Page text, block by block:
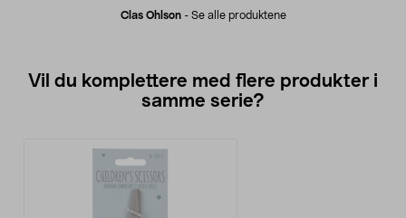
Clas Ohlson- Se alle produktene
Vil du komplettere med flere produkter i
samme serie?